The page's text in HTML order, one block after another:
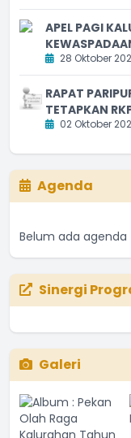
APEL PAGI
28 Oktober
RAPAT
TETAPKAN
02 Oktober
Agenda
Belum ada agenda
Sinergi
Galeri